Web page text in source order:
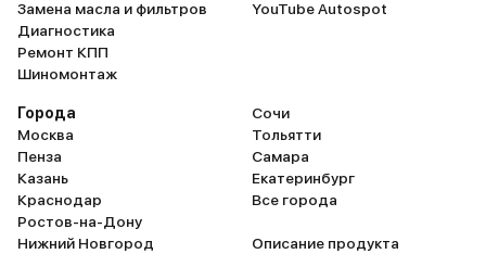
так себе, поэтому на
минимальные потери при
перепродаже рассчитывать не
Замена масла и фильтров
Диагностика
Ремонт КПП
Шиномонтаж
YouTube Autospot
Города
Москва
Пенза
Казань
Краснодар
Ростов-на-Дону
Нижний Новгород
Сочи
Тольятти
Самара
Екатеринбург
Все города
Описание продукта